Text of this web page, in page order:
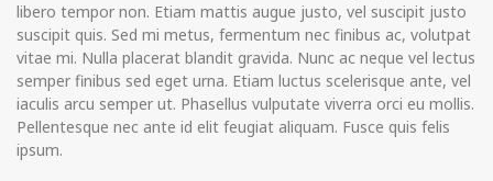
libero tempor non. Etiam mattis augue justo, vel suscipit justo
suscipit quis. Sed mi metus, fermentum nec finibus ac, volutpat
vitae mi. Nulla placerat blandit gravida. Nunc ac neque vel lectus
semper finibus sed eget urna. Etiam luctus scelerisque ante, vel
iaculis arcu semper ut. Phasellus vulputate viverra orci eu mollis.
Pellentesque nec ante id elit feugiat aliquam. Fusce quis felis
ipsum.